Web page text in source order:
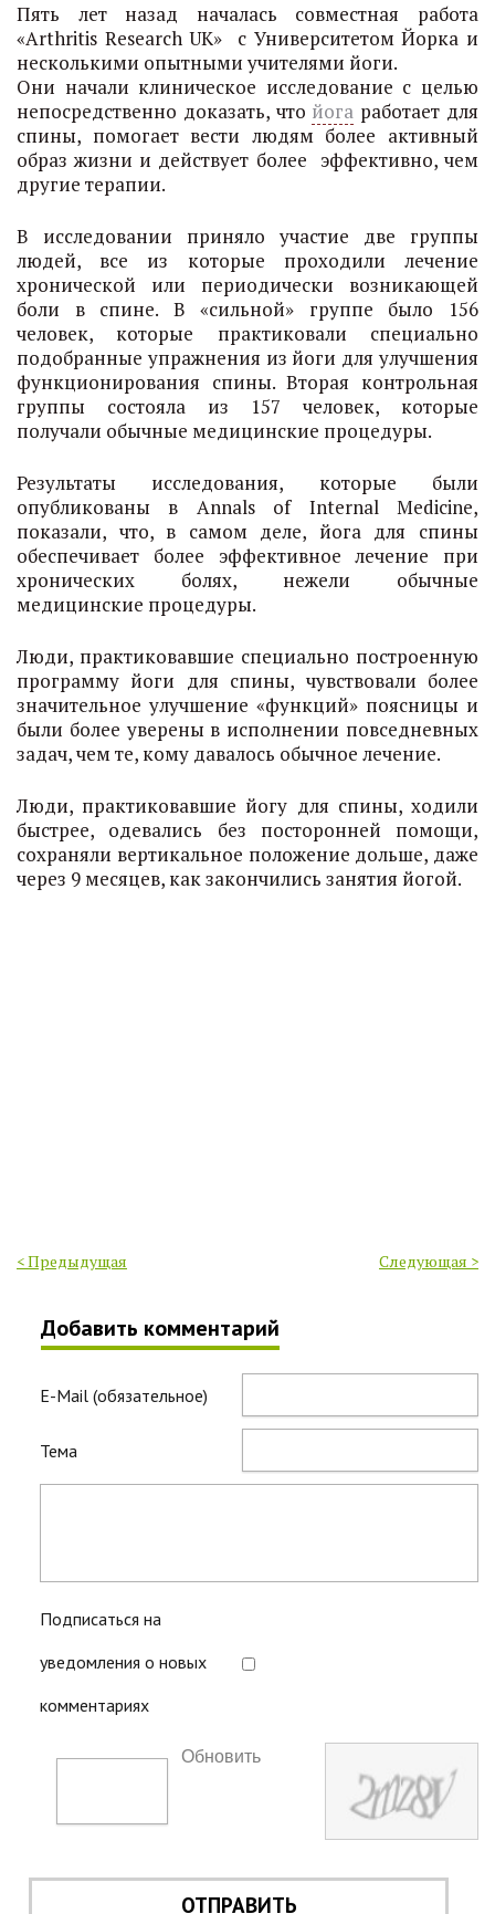
Пять лет назад началась совместная работа
«Arthritis Research UK» с Университетом Йорка и
несколькими опытными учителями йоги.
Они начали клиническое исследование с целью
непосредственно доказать, что йога работает для
спины, помогает вести людям более активный
образ жизни и действует более эффективно, чем
другие терапии.
В исследовании приняло участие две группы
людей, все из которые проходили лечение
хронической или периодически возникающей
боли в спине. В «сильной» группе было 156
человек, которые практиковали специально
подобранные упражнения из йоги для улучшения
функционирования спины. Вторая контрольная
группы состояла из 157 человек, которые
получали обычные медицинские процедуры.
Результаты исследования, которые были
опубликованы в Annals of Internal Medicine,
показали, что, в самом деле, йога для спины
обеспечивает более эффективное лечение при
хронических болях, нежели обычные
медицинские процедуры.
Люди, практиковавшие специально построенную
программу йоги для спины, чувствовали более
значительное улучшение «функций» поясницы и
были более уверены в исполнении повседневных
задач, чем те, кому давалось обычное лечение.
Люди, практиковавшие йогу для спины, ходили
быстрее, одевались без посторонней помощи,
сохраняли вертикальное положение дольше, даже
через 9 месяцев, как закончились занятия йогой.
< Предыдущая Следующая >
Добавить комментарий
E-Mail (обязательное)
Тема
Подписаться на
уведомления о новых
комментариях
Обновить
ОТПРАВИТЬ